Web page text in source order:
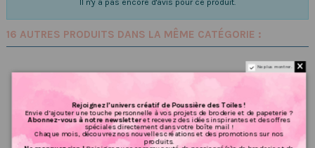
Il n'y a pas encore d'avis pour ce produit.
16 AUTRES PRODUITS DANS LA MÊME CATÉGORIE :
Ne plus montrer.
Rejoignez l’univers créatif de Poussière des Toiles !
Envie d’ajouter une touche personnelle à vos projets de broderie et de papeterie ?
Abonnez-vous à notre newsletteret recevez des idées inspirantes et des offres
spéciales directement dans votre boîte mail !
Chaque mois, découvrez nos nouvelles créations et des promotions sur nos
produits.